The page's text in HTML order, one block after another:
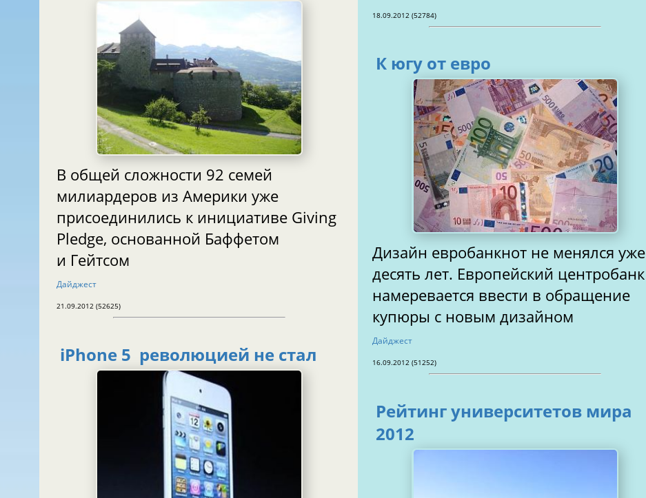
В общей сложности 92 семей
милиардеров из Америки уже
присоединились к инициативе Giving
Pledge, основанной Баффетом
и Гейтсом
Дайджест
21.09.2012 (52625)
iPhone 5 революцией не стал
18.09.2012 (52784)
К югу от евро
Дизайн евробанкнот не менялся уже
десять лет. Европейский центробанк
намеревается ввести в обращение
купюры с новым дизайном
Дайджест
16.09.2012 (51252)
Рейтинг университетов мира
2012